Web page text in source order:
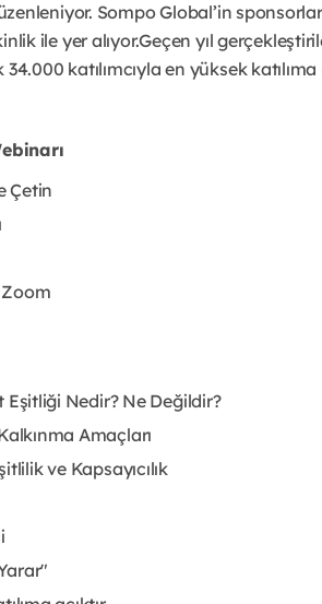
Sompo Global’in
ile yer alıyor.Geçen yıl
katılımcıyla en yüksek katılıma
Çetin
Eşitliği Nedir? Ne Değildir?
Amaçları
ve Kapsayıcılık